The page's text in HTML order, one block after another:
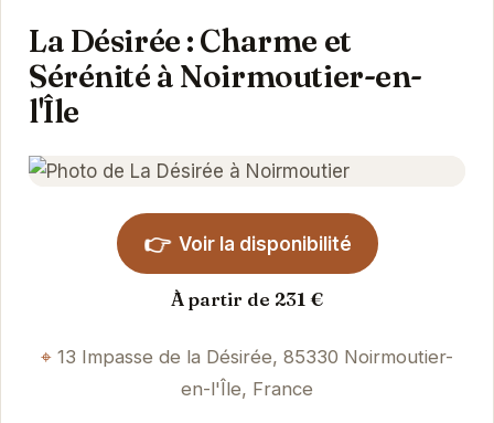
La Désirée : Charme et
Sérénité à Noirmoutier-en-
l'Île
👉 Voir la disponibilité
À partir de 231 €
13 Impasse de la Désirée, 85330 Noirmoutier-
en-l'Île, France